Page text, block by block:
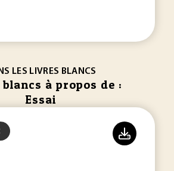
LES LIVRES BLANCS
à propos de :
Essai